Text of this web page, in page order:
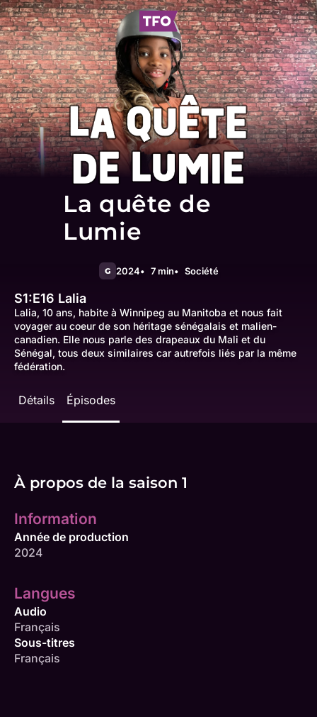
La quête de
Lumie
G 2024 7 min Société
S1:E16 Lalia
Lalia, 10 ans, habite à Winnipeg au Manitoba et nous fait
voyager au coeur de son héritage sénégalais et malien-
canadien. Elle nous parle des drapeaux du Mali et du
Sénégal, tous deux similaires car autrefois liés par la même
fédération.
Détails Épisodes
À propos de la saison 1
Information
Année de production
2024
Langues
Audio
Français
Sous-titres
Français